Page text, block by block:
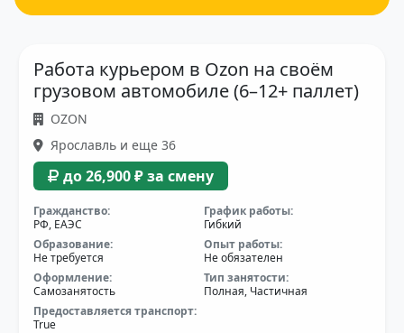
Работа курьером в Ozon на своём
грузовом автомобиле (6–12+ паллет)
OZON
Ярославль и еще 36
до 26,900 ₽ за смену
Гражданство:
РФ, ЕАЭС
График работы:
Гибкий
Образование:
Не требуется
Опыт работы:
Не обязателен
Оформление:
Самозанятость
Тип занятости:
Полная, Частичная
Предоставляется транспорт:
True